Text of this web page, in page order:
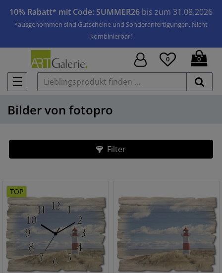
10% Rabatt* mit Code: SUMMER26 bis zum 31.08.2026
*ausgenommen sind Gutscheine und Sonderanfertigungen. Nicht
kombinierbar!
☰
0 0
Bilder von fotopro
Filter
TOP